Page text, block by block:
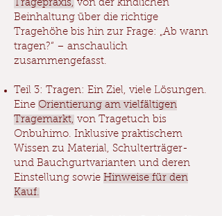
Tragepraxis, von der kindlichen
Beinhaltung über die richtige
Tragehöhe bis hin zur Frage: „Ab wann
tragen?“ – anschaulich
zusammengefasst.
Teil 3: Tragen: Ein Ziel, viele Lösungen.
Eine Orientierung am vielfältigen
Tragemarkt, von Tragetuch bis
Onbuhimo. Inklusive praktischem
Wissen zu Material, Schulterträger-
und Bauchgurtvarianten und deren
Einstellung sowie Hinweise für den
Kauf.